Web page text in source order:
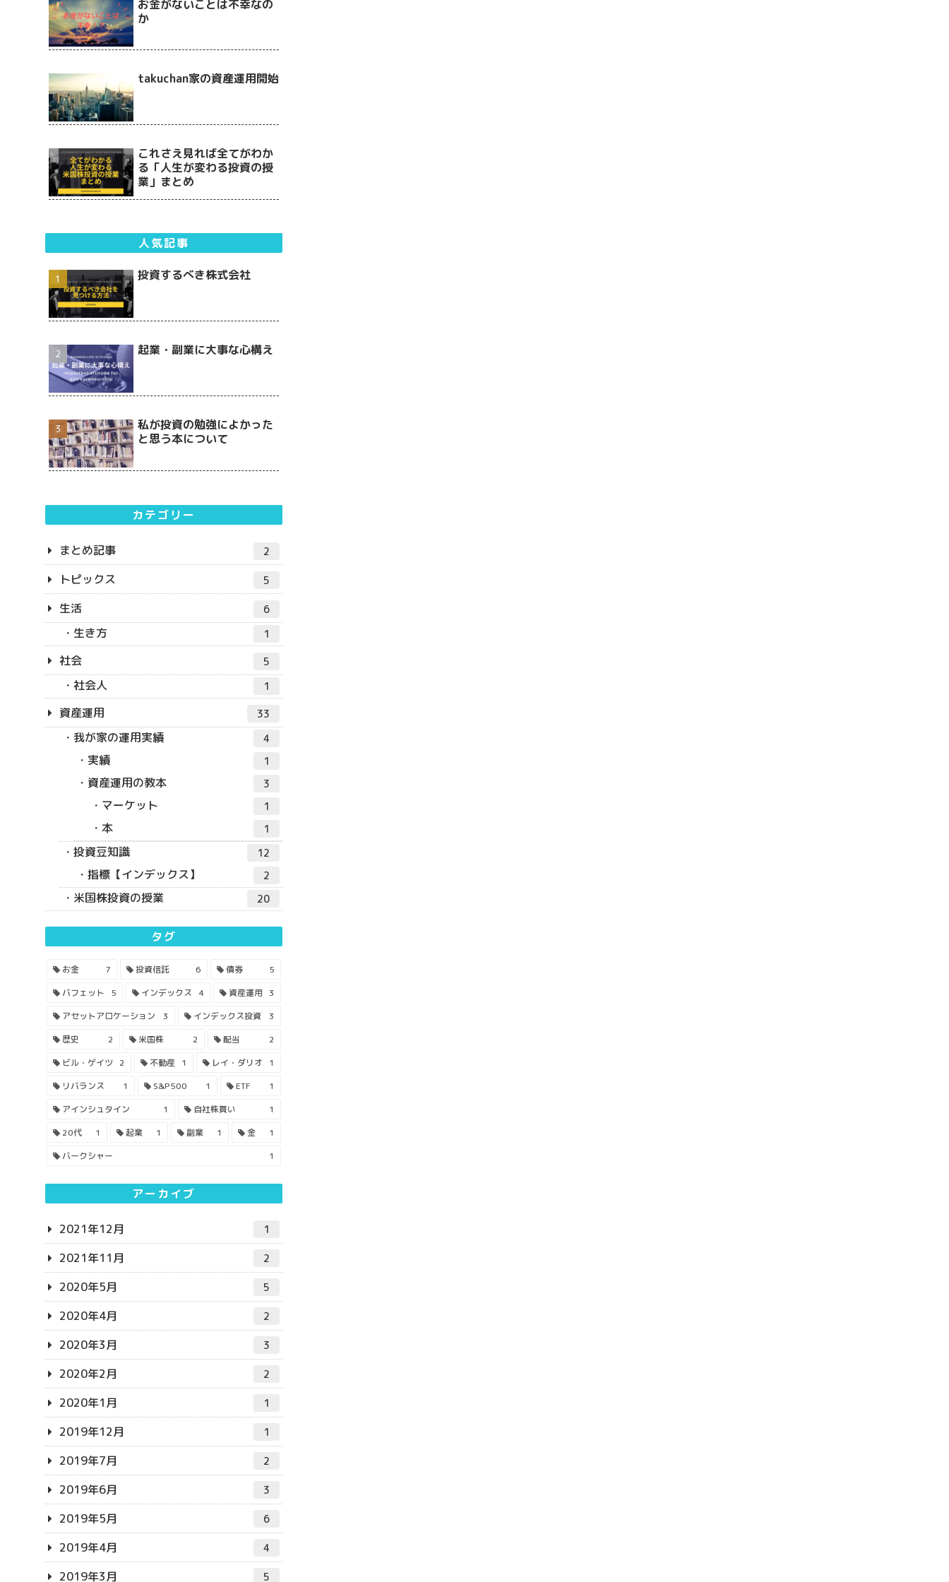
お金がないことは不幸なの
か
takuchan家の資産運用開始
これさえ見れば全てがわか
る「人生が変わる投資の授
業」まとめ
人気記事
投資するべき株式会社
起業・副業に大事な心構え
私が投資の勉強によかった
と思う本について
カテゴリー
まとめ記事 2
トピックス 5
生活 6
生き方 1
社会 5
社会人 1
資産運用 33
我が家の運用実績 4
実績 1
資産運用の教本 3
マーケット 1
本 1
投資豆知識 12
指標【インデックス】 2
米国株投資の授業 20
タグ
お金 7 投資信託 6 債券
5
バフェット
5 インデックス 4 資産運用 3
アセットアロケーション
3 インデックス投資
3
歴史
2 米国株 2 配当
2
ビル・ゲイツ 2 不動産 1 レイ・ダリオ
1
リバランス
1 S&P500 1 ETF
1
アインシュタイン
1 自社株買い
1
20代
1 起業 1 副業 1 金
1
バークシャー
1
アーカイブ
2021年12月 1
2021年11月 2
2020年5月 5
2020年4月 2
2020年3月 3
2020年2月 2
2020年1月 1
2019年12月 1
2019年7月 2
2019年6月 3
2019年5月 6
2019年4月 4
2019年3月 5